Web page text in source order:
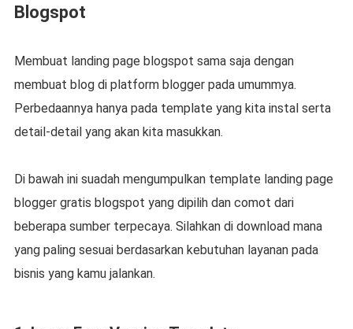
Blogspot
Membuat landing page blogspot sama saja dengan
membuat blog di platform blogger pada umummya.
Perbedaannya hanya pada template yang kita instal serta
detail-detail yang akan kita masukkan.
Di bawah ini suadah mengumpulkan template landing page
blogger gratis blogspot yang dipilih dan comot dari
beberapa sumber terpecaya. Silahkan di download mana
yang paling sesuai berdasarkan kebutuhan layanan pada
bisnis yang kamu jalankan.